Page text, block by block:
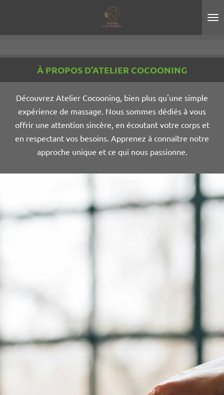
À PROPOS D'ATELIER COCOONING
Découvrez Atelier Cocooning, bien plus qu'une simple
expérience de massage. Nous sommes dédiés à vous
offrir une attention sincère, en écoutant votre corps et
en respectant vos besoins. Apprenez à connaître notre
approche unique et ce qui nous passionne.